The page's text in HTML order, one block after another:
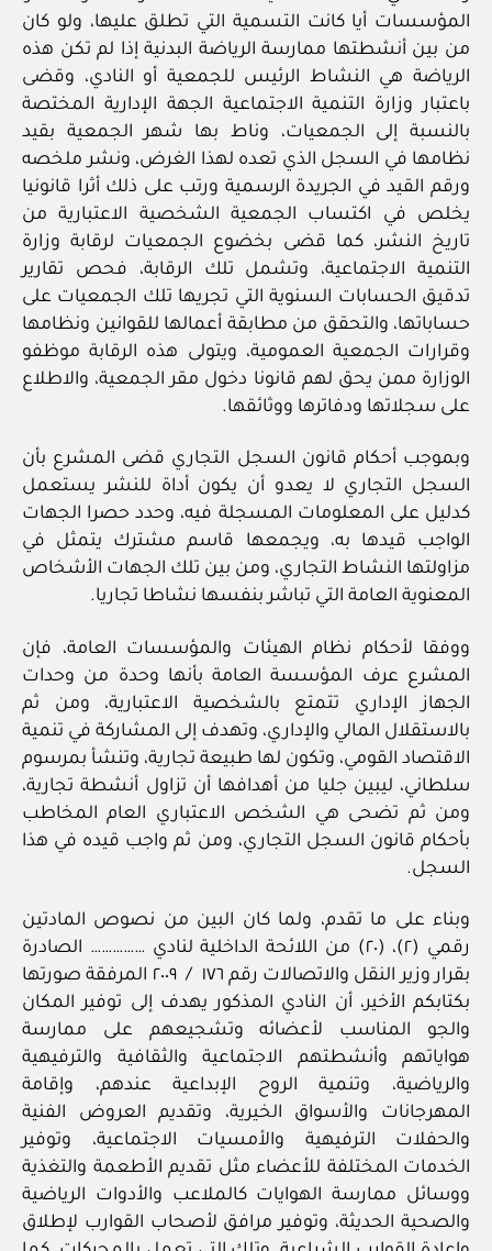
المؤسسات أيا كانت التسمية التي تطلق عليها، ولو كان
من بين أنشطتها ممارسة الرياضة البدنية إذا لم تكن هذه
الرياضة هي النشاط الرئيس للجمعية أو النادي، وقضى
باعتبار وزارة التنمية الاجتماعية الجهة الإدارية المختصة
بالنسبة إلى الجمعيات، وناط بها شهر الجمعية بقيد
نظامها في السجل الذي تعده لهذا الغرض، ونشر ملخصه
ورقم القيد في الجريدة الرسمية ورتب على ذلك أثرا قانونيا
يخلص في اكتساب الجمعية الشخصية الاعتبارية من
تاريخ النشر، كما قضى بخضوع الجمعيات لرقابة وزارة
التنمية الاجتماعية، وتشمل تلك الرقابة، فحص تقارير
تدقيق الحسابات السنوية التي تجريها تلك الجمعيات على
حساباتها، والتحقق من مطابقة أعمالها للقوانين ونظامها
وقرارات الجمعية العمومية، ويتولى هذه الرقابة موظفو
الوزارة ممن يحق لهم قانونا دخول مقر الجمعية، والاطلاع
على سجلاتها ودفاترها ووثائقها.
وبموجب أحكام قانون السجل التجاري قضى المشرع بأن
السجل التجاري لا يعدو أن يكون أداة للنشر يستعمل
كدليل على المعلومات المسجلة فيه، وحدد حصرا الجهات
الواجب قيدها به، ويجمعها قاسم مشترك يتمثل في
مزاولتها النشاط التجاري، ومن بين تلك الجهات الأشخاص
المعنوية العامة التي تباشر بنفسها نشاطا تجاريا.
ووفقا لأحكام نظام الهيئات والمؤسسات العامة، فإن
المشرع عرف المؤسسة العامة بأنها وحدة من وحدات
الجهاز الإداري تتمتع بالشخصية الاعتبارية، ومن ثم
بالاستقلال المالي والإداري، وتهدف إلى المشاركة في تنمية
الاقتصاد القومي، وتكون لها طبيعة تجارية، وتنشأ بمرسوم
سلطاني، ليبين جليا من أهدافها أن تزاول أنشطة تجارية،
ومن ثم تضحى هي الشخص الاعتباري العام المخاطب
بأحكام قانون السجل التجاري، ومن ثم واجب قيده في هذا
السجل.
وبناء على ما تقدم، ولما كان البين من نصوص المادتين
رقمي (٢)، (٢٠) من اللائحة الداخلية لنادي …………… الصادرة
بقرار وزير النقل والاتصالات رقم ١٧٦ / ٢٠٠٩ المرفقة صورتها
بكتابكم الأخير، أن النادي المذكور يهدف إلى توفير المكان
والجو المناسب لأعضائه وتشجيعهم على ممارسة
هواياتهم وأنشطتهم الاجتماعية والثقافية والترفيهية
والرياضية، وتنمية الروح الإبداعية عندهم، وإقامة
المهرجانات والأسواق الخيرية، وتقديم العروض الفنية
والحفلات الترفيهية والأمسيات الاجتماعية، وتوفير
الخدمات المختلفة للأعضاء مثل تقديم الأطعمة والتغذية
ووسائل ممارسة الهوايات كالملاعب والأدوات الرياضية
والصحية الحديثة، وتوفير مرافق لأصحاب القوارب لإطلاق